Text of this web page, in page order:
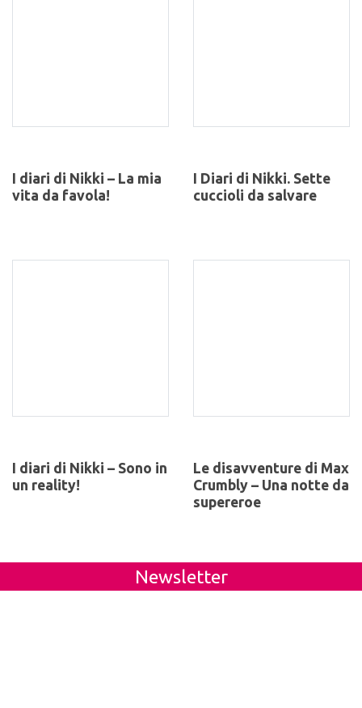
I diari di Nikki – La mia
vita da favola!
I Diari di Nikki. Sette
cuccioli da salvare
I diari di Nikki – Sono in
un reality!
Le disavventure di Max
Crumbly – Una notte da
supereroe
Newsletter